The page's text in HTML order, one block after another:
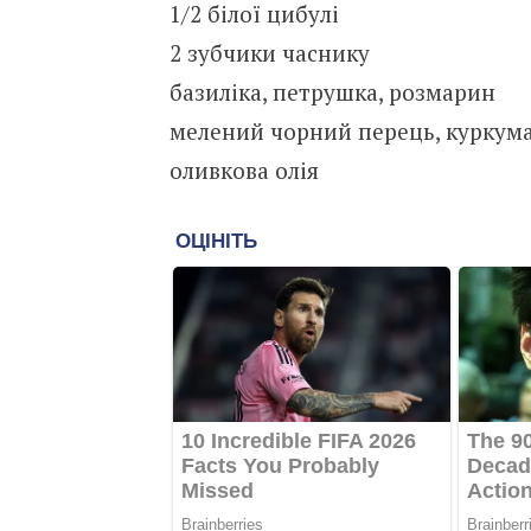
1/2 білої цибулі
2 зубчики часнику
базиліка, петрушка, розмарин
мелений чорний перець,
оливкова олія